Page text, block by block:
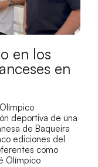
en los
en
deportiva de una
de Baqueira
ediciones del
como
Olímpico